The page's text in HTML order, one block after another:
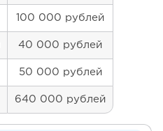
100 000 рублей
40 000 рублей
50 000 рублей
640 000 рублей